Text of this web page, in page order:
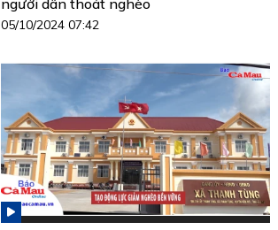
05/10/2024 07:42